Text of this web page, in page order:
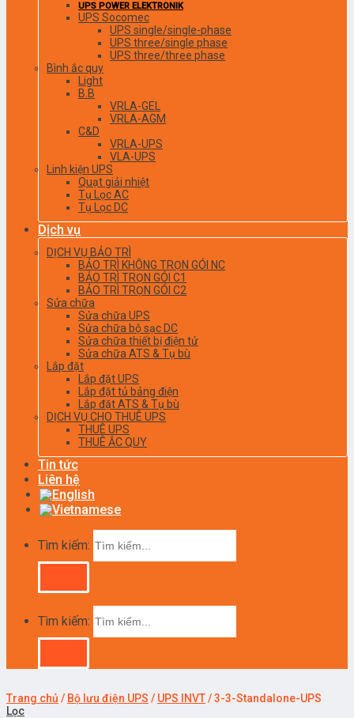
UPS POWER ELEKTRONIK
UPS Socomec
UPS single/single-phase
UPS three/single phase
UPS three/three phase
Bình ắc quy
Light
B.B
VRLA-GEL
VRLA-AGM
C&D
VRLA-UPS
VLA-UPS
Linh kiện UPS
Quạt giải nhiệt
Tụ Lọc AC
Tụ Lọc DC
Dịch vụ
DỊCH VỤ BẢO TRÌ
BẢO TRÌ KHÔNG TRỌN GÓI NC
BẢO TRÌ TRỌN GÓI C1
BẢO TRÌ TRỌN GÓI C2
Sửa chữa
Sửa chữa UPS
Sửa chữa bộ sạc DC
Sửa chữa thiết bị điện tử
Sửa chữa ATS & Tụ bù
Lắp đặt
Lắp đặt UPS
Lắp đặt tủ bảng điện
Lắp đặt ATS & Tụ bù
DỊCH VỤ CHO THUÊ UPS
THUÊ UPS
THUÊ ẮC QUY
Tin tức
Liên hệ
Tìm kiếm:
Tìm kiếm:
Trang chủ / Bộ lưu điện UPS / UPS INVT/3-3-Standalone-UPS
Lọc